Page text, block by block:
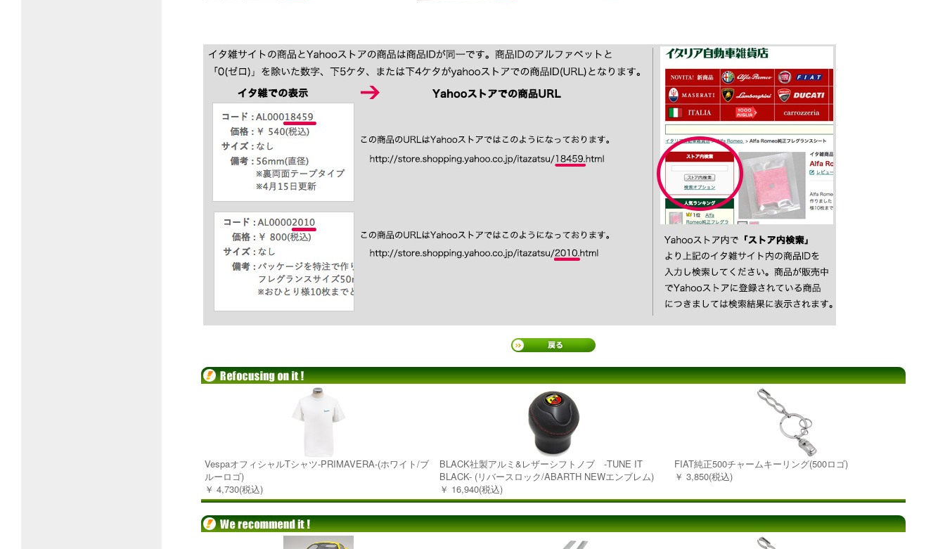
VespaオフィシャルTシャツ-PRIMAVERA-(ホワイト/ブ
ルーロゴ)
￥ 4,730(税込)
BLACK社製アルミ&レザーシフトノブ -TUNE IT
BLACK- (リバースロック/ABARTH NEWエンブレム)
￥ 16,940(税込)
FIAT純正500チャームキーリング(500ロゴ)
￥ 3,850(税込)